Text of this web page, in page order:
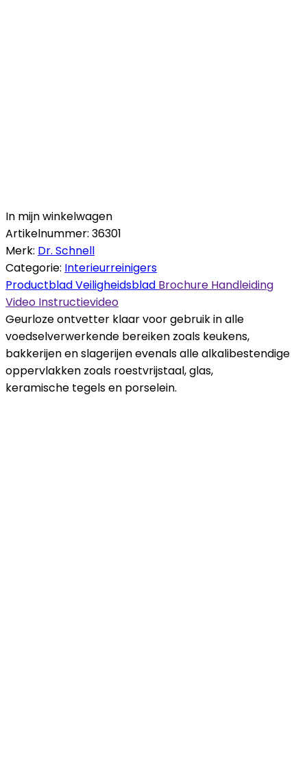
In mijn winkelwagen
Artikelnummer: 36301
Merk: Dr. Schnell
Categorie: Interieurreinigers
ProductbladVeiligheidsblad Brochure Handleiding
Video Instructievideo
Geurloze ontvetter klaar voor gebruik in alle
voedselverwerkende bereiken zoals keukens,
bakkerijen en slagerijen evenals alle alkalibestendige
oppervlakken zoals roestvrijstaal, glas,
keramische tegels en porselein.